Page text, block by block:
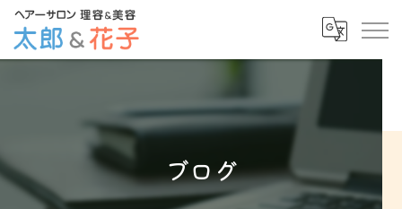
ブログ